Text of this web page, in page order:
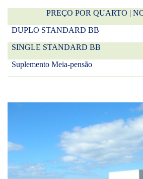
PREÇO POR QUARTO |
DUPLO STANDARD BB
SINGLE STANDARD BB
Suplemento Meia-pensão